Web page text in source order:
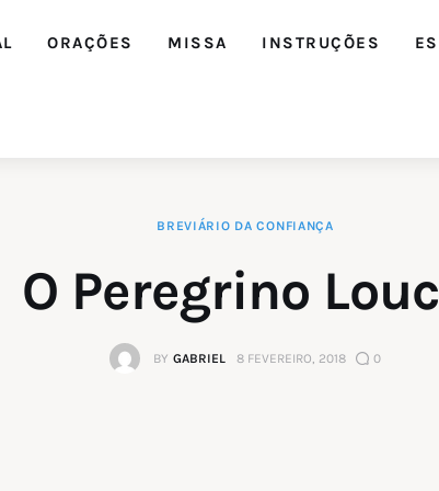
ORAÇÕES MISSA INSTRUÇÕES
BREVIÁRIO DA CONFIANÇA
O Peregrino
BY GABRIEL 8 FEVEREIRO, 2018 0